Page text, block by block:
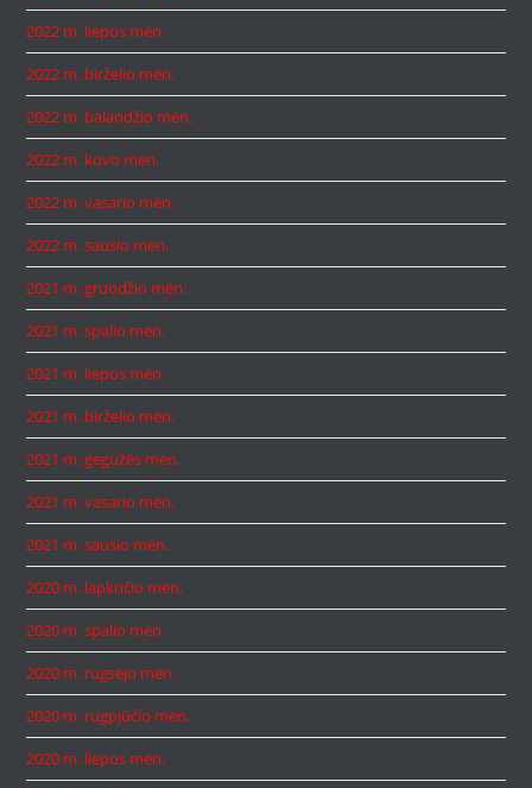
2022 m. liepos mėn.
2022 m. birželio mėn.
2022 m. balandžio mėn.
2022 m. kovo mėn.
2022 m. vasario mėn.
2022 m. sausio mėn.
2021 m. gruodžio mėn.
2021 m. spalio mėn.
2021 m. liepos mėn.
2021 m. birželio mėn.
2021 m. gegužės mėn.
2021 m. vasario mėn.
2021 m. sausio mėn.
2020 m. lapkričio mėn.
2020 m. spalio mėn.
2020 m. rugsėjo mėn.
2020 m. rugpjūčio mėn.
2020 m. liepos mėn.